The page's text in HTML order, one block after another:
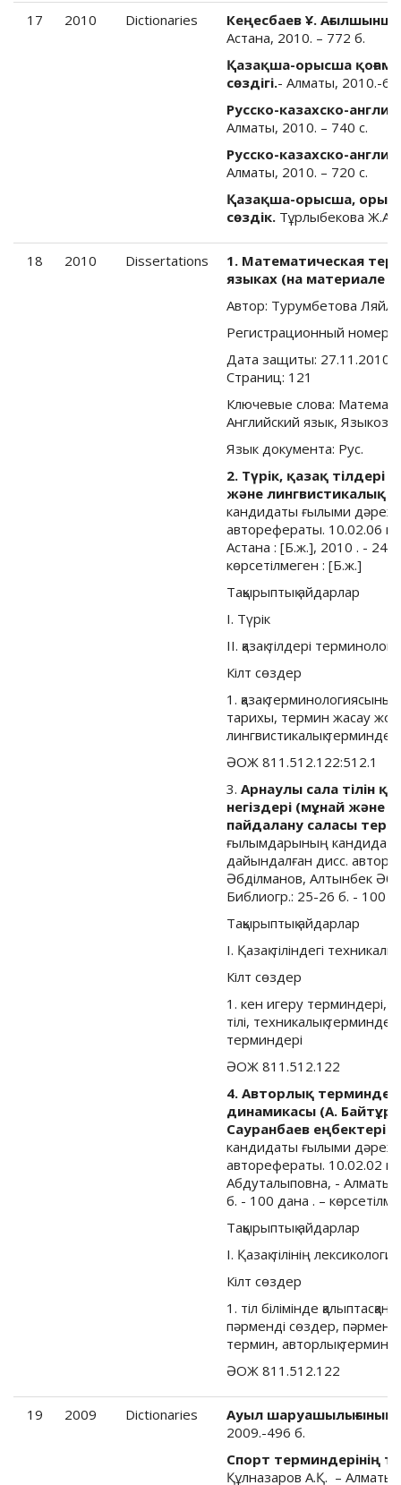
17 2010 Dictionaries
Кеңесбаев Ұ.
Астана, 2010. – 772 б.
Қазақша-орысша
сөздігі.- Алматы, 2010.-
Русско-казахско-
Алматы, 2010. – 740 с.
Русско-казахско-
Алматы, 2010. – 720 с.
Қазақша-орысша,
сөздік. Тұрлыбекова
18 2010 Dissertations
1. Математическая
языках (на материале
Автор: Турумбетова
Регистрационный номер:
Дата защиты: 27.11.2010
Страниц: 121
Ключевые слова:
Английский язык,
Язык документа: Рус.
2. Түрік, қазақ
және лингвистикалық
кандидаты ғылыми
авторефераты. 10.02.06
Астана : [Б.ж.], 2010 . - 24,
көрсетілмеген : [Б.ж.]
Тақырыптық айдарлар
I. Түрік
II. қазақ тілдері
Кілт сөздер
1. қазақ
тарихы, термин жасау
лингвистикалық
ӘОЖ 811.512.122:512.1
3. Арнаулы сала тілін
негіздері (мұнай және
пайдалану саласы
ғылымдарының
дайындалған дисс.
Әбділманов, Алтынбек
Библиогр.: 25-26 б. - 100
Тақырыптық айдарлар
I. Қазақ тіліндегі
Кілт сөздер
1. кен игеру терминдері,
тілі, техникалық
терминдері
ӘОЖ 811.512.122
4. Авторлық
динамикасы (А.
Сауранбаев еңбектері
кандидаты ғылыми
авторефераты. 10.02.02
Абдуталыповна, - Алматы
б. - 100 дана . –
Тақырыптық айдарлар
I. Қазақ тілінің
Кілт сөздер
1. тіл білімінде
пәрменді сөздер,
термин, авторлық
ӘОЖ 811.512.122
19 2009 Dictionaries
Ауыл шаруашылығының
2009.-496 б.
Спорт терминдерінің
Құлназаров А.Қ. –